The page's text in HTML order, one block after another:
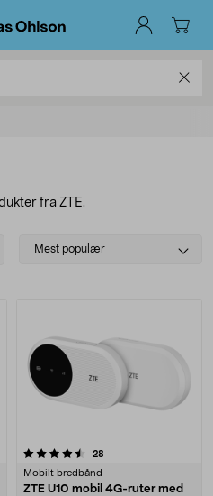
fra ZTE.
Select
Mest populær
28
Mobilt bredbånd
ZTE U10 mobil 4G-ruter med